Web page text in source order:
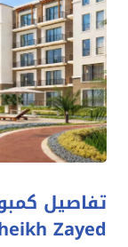
تفاصيل
Zayed